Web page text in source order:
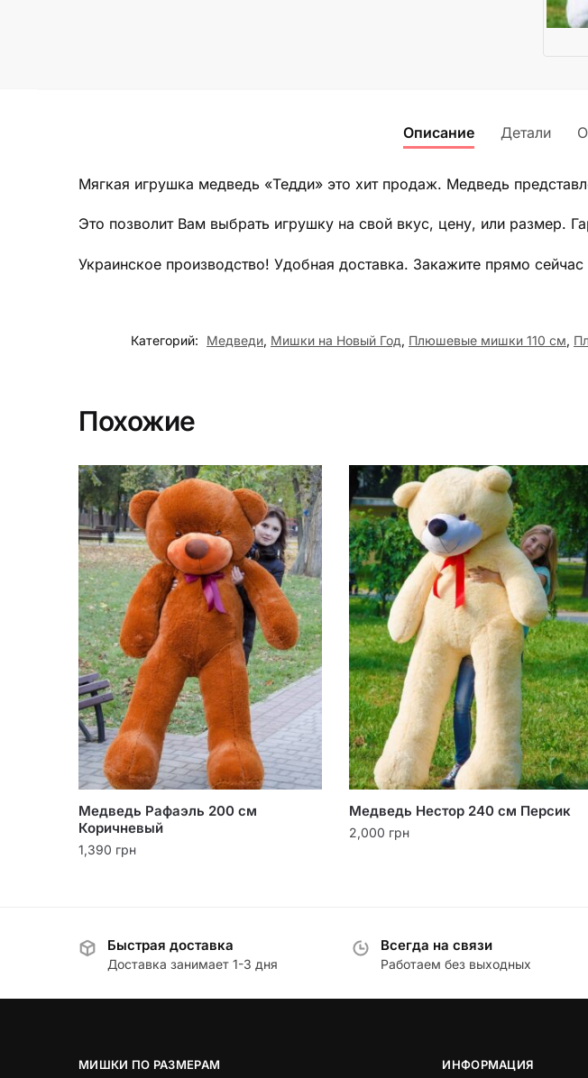
Описание Детали
Мягкая игрушка медведь «Тедди» это хит продаж. Медведь
Это позволит Вам выбрать игрушку на свой вкус, цену, или размер.
Украинское производство! Удобная доставка. Закажите прямо
Категорий: Медведи, Мишки на Новый Год, Плюшевые мишки 110 см,
Похожие
Медведь Рафаэль 200 см
Коричневый
1,390 грн
Медведь Нестор 240 см Персик
2,000 грн
Быстрая доставка
Доставка занимает 1-3 дня
Всегда на связи
Работаем без выходных
МИШКИ ПО РАЗМЕРАМ ИНФОРМАЦИЯ